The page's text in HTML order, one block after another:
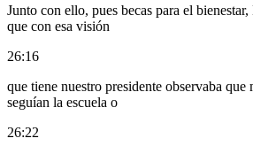
Junto con ello, pues becas para el
que con esa visión
26:16
que tiene nuestro presidente observaba que
seguían la escuela o
26:22